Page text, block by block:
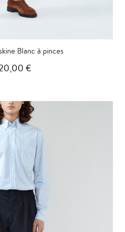
Blanc à pinces
€